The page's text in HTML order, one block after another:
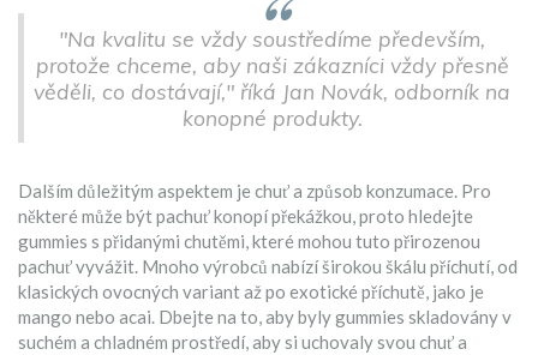
"Na kvalitu se vždy soustředíme především,
protože chceme, aby naši zákazníci vždy přesně
věděli, co dostávají," říká Jan Novák, odborník na
konopné produkty.
Dalším důležitým aspektem je chuť a způsob konzumace. Pro
některé může být pachuť konopí překážkou, proto hledejte
gummies s přidanými chutěmi, které mohou tuto přirozenou
pachuť vyvážit. Mnoho výrobců nabízí širokou škálu příchutí, od
klasických ovocných variant až po exotické příchutě, jako je
mango nebo acai. Dbejte na to, aby byly gummies skladovány v
suchém a chladném prostředí, aby si uchovaly svou chuť a